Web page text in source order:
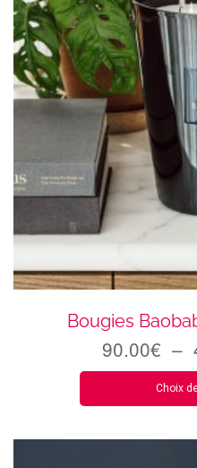
Bougies
90.00€ –
Choix